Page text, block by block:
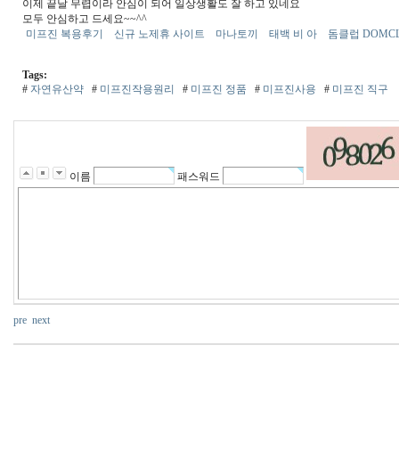
이제 끝날 무렵이라 안심이 되어 일상생활도 잘 하고 있네요
모두 안심하고 드세요~~^^
미프진 복용후기
신규 노제휴 사이트 마나토끼 태백 비 아 돔클럽
Tags:
# 자연유산약 # 미프진작용원리 # 미프진 정품 # 미프진사용 # 미프진 직구
이름 패스워드
pre next